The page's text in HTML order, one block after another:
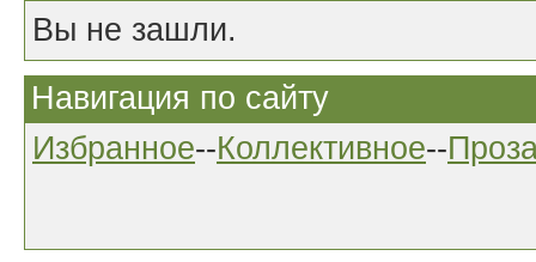
Вы не зашли.
Навигация по сайту
Избранное--Коллективное--